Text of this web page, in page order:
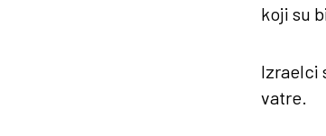
koji su
Izraelci
vatre.